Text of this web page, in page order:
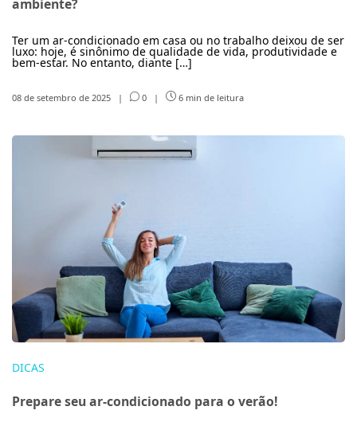
ambiente?
Ter um ar-condicionado em casa ou no trabalho deixou de ser
luxo: hoje, é sinônimo de qualidade de vida, produtividade e
bem-estar. No entanto, diante […]
08 de setembro de 2025 | 0 | 6 min de leitura
DICAS
Prepare seu ar-condicionado para o verão!